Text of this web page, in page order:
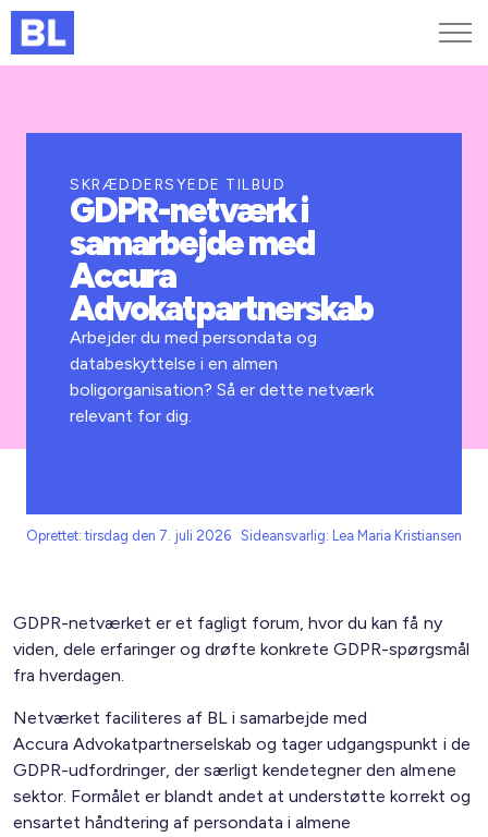
Kurser og arrangementer
Jobportalen
SKRÆDDERSYEDE TILBUD
GDPR-netværk i
samarbejde med
Accura
Advokatpartnerskab
Arbejder du med persondata og
databeskyttelse i en almen
boligorganisation? Så er dette netværk
relevant for dig.
Oprettet: tirsdag den 7. juli 2026 Sideansvarlig: Lea Maria Kristiansen
GDPR-netværket er et fagligt forum, hvor du kan få ny
viden, dele erfaringer og drøfte konkrete GDPR-spørgsmål
fra hverdagen.
Netværket faciliteres af BL i samarbejde med
Accura Advokatpartnerselskab og tager udgangspunkt i de
GDPR-udfordringer, der særligt kendetegner den almene
sektor. Formålet er blandt andet at understøtte korrekt og
ensartet håndtering af persondata i almene